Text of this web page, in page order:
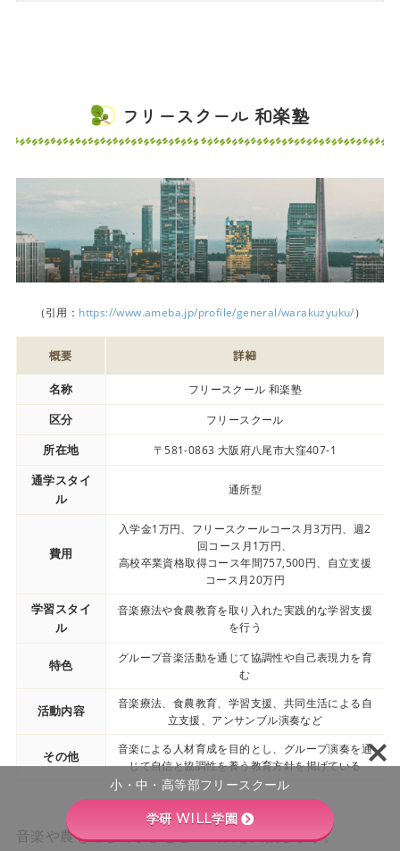
フリースクール 和楽塾
（引用： https://www.ameba.jp/profile/general/warakuzyuku/）
概要 詳細
名称 フリースクール 和楽塾
区分 フリースクール
所在地 〒581-0863 大阪府八尾市大窪407-1
通学スタイ
ル
通所型
費用
入学金1万円、フリースクールコース月3万円、週2
回コース月1万円、
高校卒業資格取得コース年間757,500円、自立支援
コース月20万円
学習スタイ
ル
音楽療法や食農教育を取り入れた実践的な学習支援
を行う
特色
グループ音楽活動を通じて協調性や自己表現力を育
む
活動内容
音楽療法、食農教育、学習支援、共同生活による自
立支援、アンサンブル演奏など
その他
音楽による人材育成を目的とし、グループ演奏を通
じて自信と協調性を養う教育方針を掲げている
音楽や農を通して学びと心の成長を支援します。
小・中・高等部フリースクール
学研 WILL学園